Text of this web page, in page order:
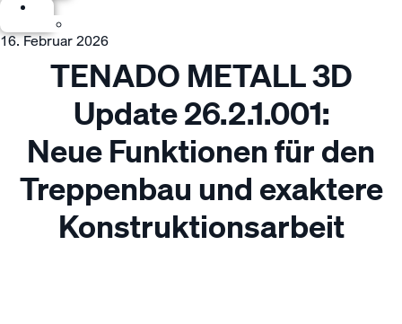
16. Februar 2026
TENADO METALL 3D
Update 26.2.1.001:
Neue Funktionen für den
Treppenbau und exaktere
Konstruktionsarbeit